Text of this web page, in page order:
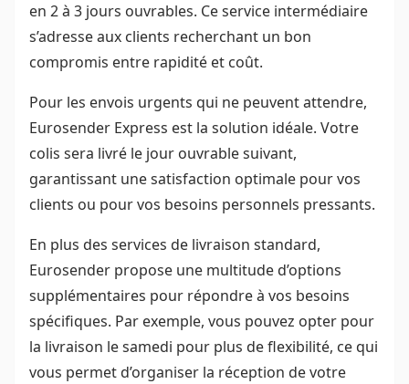
en 2 à 3 jours ouvrables. Ce service intermédiaire
s’adresse aux clients recherchant un bon
compromis entre rapidité et coût.
Pour les envois urgents qui ne peuvent attendre,
Eurosender Express est la solution idéale. Votre
colis sera livré le jour ouvrable suivant,
garantissant une satisfaction optimale pour vos
clients ou pour vos besoins personnels pressants.
En plus des services de livraison standard,
Eurosender propose une multitude d’options
supplémentaires pour répondre à vos besoins
spécifiques. Par exemple, vous pouvez opter pour
la livraison le samedi pour plus de flexibilité, ce qui
vous permet d’organiser la réception de votre